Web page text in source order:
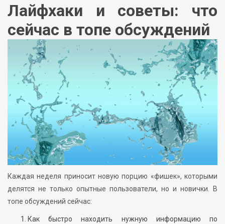
Лайфхаки и советы: что
сейчас в топе обсуждений
Каждая неделя приносит новую порцию «фишек», которыми
делятся не только опытные пользователи, но и новички. В
топе обсуждений сейчас:
Как быстро находить нужную информацию по